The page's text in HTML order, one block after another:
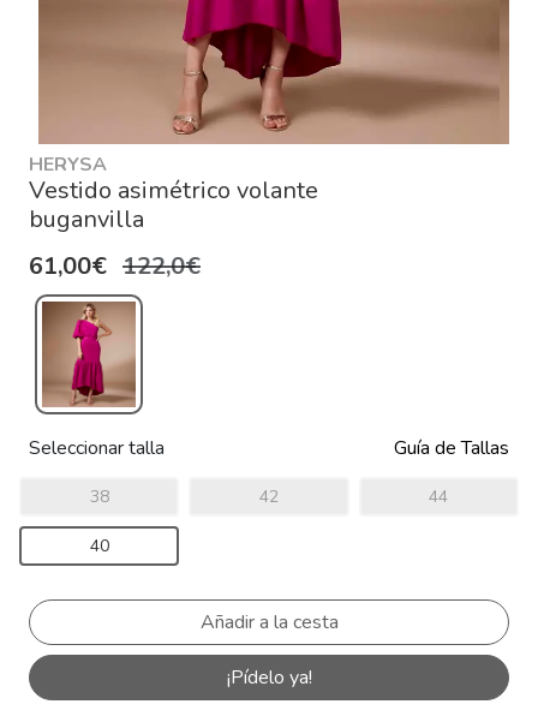
HERYSA
Vestido asimétrico volante
buganvilla
61,00€ 122,0€
Seleccionar talla Guía de Tallas
38 42 44
40
¡Pídelo ya!